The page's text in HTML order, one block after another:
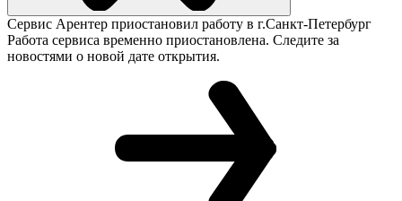
Сервис Арентер приостановил работу в г.Санкт-Петербург
Работа сервиса временно приостановлена. Следите за
новостями о новой дате открытия.